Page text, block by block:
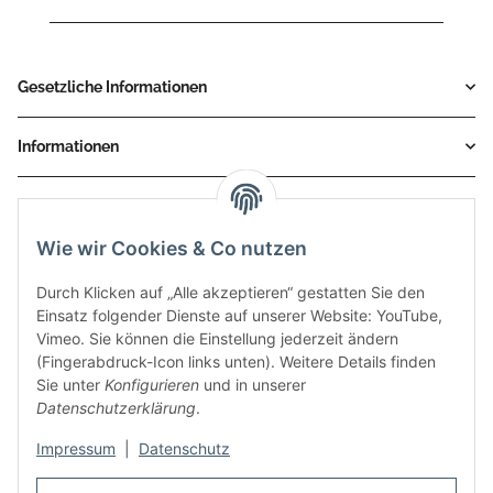
Wie wir Cookies & Co nutzen
Durch Klicken auf „Alle akzeptieren“ gestatten Sie den
Einsatz folgender Dienste auf unserer Website: YouTube,
Vimeo. Sie können die Einstellung jederzeit ändern
(Fingerabdruck-Icon links unten). Weitere Details finden
Sie unter Konfigurieren und in unserer
Datenschutzerklärung.
Impressum Datenschutz
Gesetzliche Informationen
Informationen
Auspuff Hotline unter: